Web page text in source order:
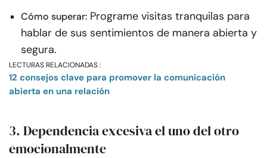
Cómo superar: Programe visitas tranquilas para
hablar de sus sentimientos de manera abierta y
segura.
LECTURAS RELACIONADAS :
12 consejos clave para promover la comunicación
abierta en una relación
3. Dependencia excesiva el uno del otro
emocionalmente